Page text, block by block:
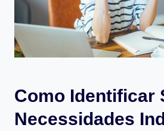
Como Identificar
Necessidades